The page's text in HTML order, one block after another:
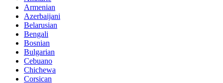
Armenian
Azerbaijani
Belarusian
Bengali
Bosnian
Bulgarian
Cebuano
Chichewa
Corsican